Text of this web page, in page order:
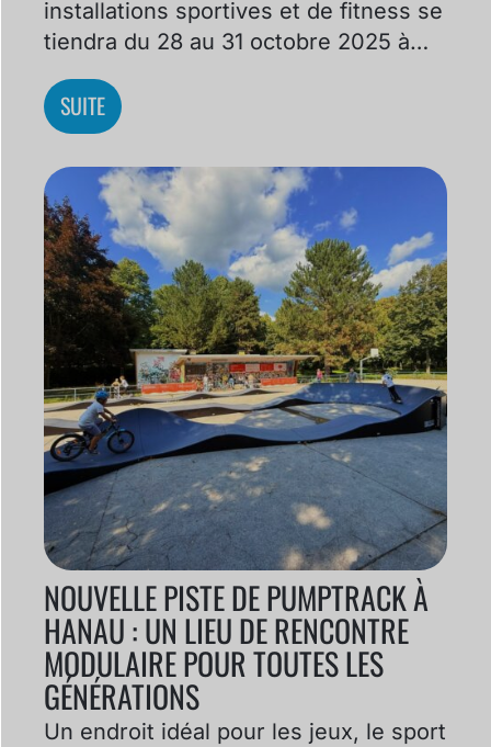
installations sportives et de fitness se
tiendra du 28 au 31 octobre 2025 à…
SUITE
NOUVELLE PISTE DE PUMPTRACK À
HANAU : UN LIEU DE RENCONTRE
MODULAIRE POUR TOUTES LES
GÉNÉRATIONS
Un endroit idéal pour les jeux, le sport